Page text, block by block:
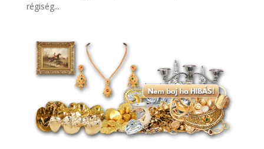
régiség...